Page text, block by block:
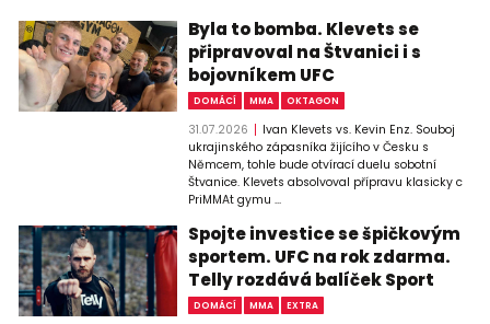
Byla to bomba. Klevets se
připravoval na Štvanici i s
bojovníkem UFC
DOMÁCÍ MMA OKTAGON
31.07.2026
Ivan Klevets vs. Kevin Enz. Souboj
ukrajinského zápasníka žijícího v Česku s
Němcem, tohle bude otvírací duelu sobotní
Štvanice. Klevets absolvoval přípravu klasicky c
PriMMAt gymu ...
Spojte investice se špičkovým
sportem. UFC na rok zdarma.
Telly rozdává balíček Sport
DOMÁCÍ MMA EXTRA